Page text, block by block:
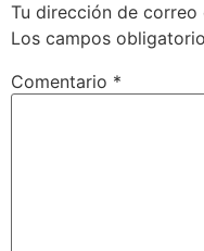
Tu dirección de
Los campos
Comentario *